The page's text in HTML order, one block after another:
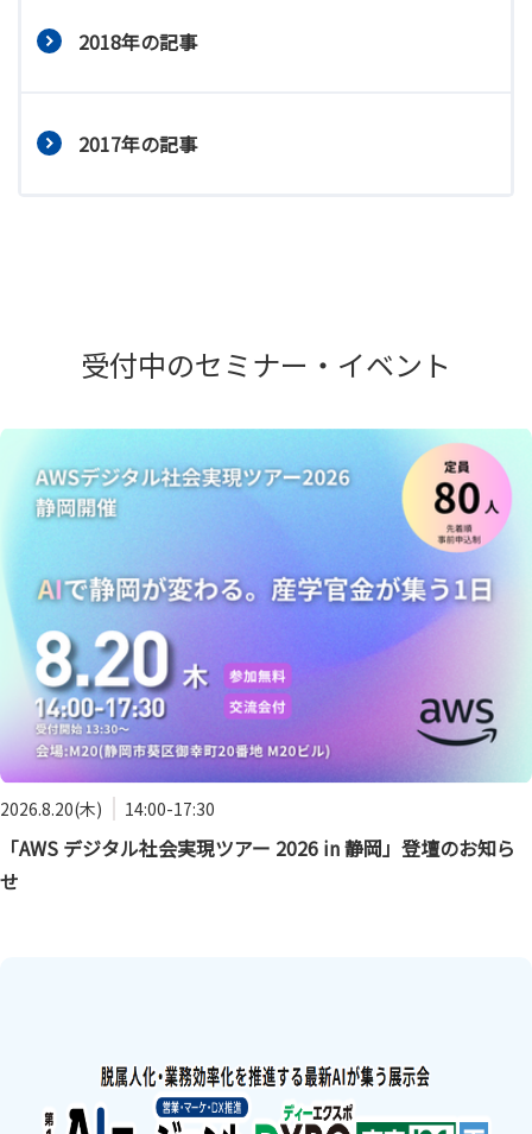
2018年の記事
2017年の記事
受付中のセミナー・イベント
2026.8.20(木) 14:00-17:30
「AWS デジタル社会実現ツアー 2026 in 静岡」登壇のお知ら
せ